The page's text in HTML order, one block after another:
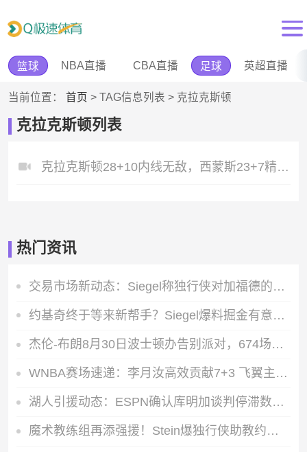
篮球 NBA直播 CBA直播 足球 英超直播
当前位置： 首页 > TAG信息列表 > 克拉克斯顿
克拉克斯顿列表
克拉克斯顿28+10内线无敌，西蒙斯23+7精准制导，篮网力擒公牛
热门资讯
交易市场新动态：Siegel称独行侠对加福德的要价仅一枚首轮签
约基奇终于等来新帮手？Siegel爆料掘金有意底薪签下德罗赞
杰伦-布朗8月30日波士顿办告别派对，674场绿军生涯的最后一次回望
WNBA赛场速递：李月汝高效贡献7+3 飞翼主场不敌伯顿领衔的女武神
湖人引援动态：ESPN确认库明加谈判停滞数周 紫金追求仍在继续
魔术教练组再添强援！Stein爆独行侠助教约什-布罗加默正式加盟奥兰多